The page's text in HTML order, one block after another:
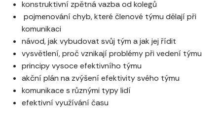
konstruktivní zpětná vazba od kolegů
pojmenování chyb, které členové týmu dělají při
komunikaci
návod, jak vybudovat svůj tým a jak jej řídit
vysvětlení, proč vznikají problémy při vedení týmu
principy vysoce efektivního týmu
akční plán na zvýšení efektivity svého týmu
komunikace s různými typy lidí
efektivní využívání času